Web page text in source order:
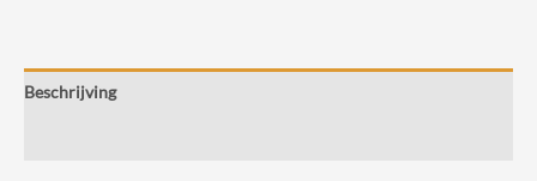
Dorthe
Vester
Beschrijving